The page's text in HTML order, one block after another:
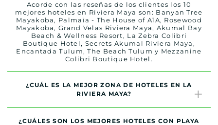
Acorde con las reseñas de los clientes los 10
mejores hoteles en Riviera Maya son: Banyan Tree
Mayakoba, Palmaïa - The House of AïA, Rosewood
Mayakoba, Grand Velas Riviera Maya, Akumal Bay
Beach & Wellness Resort, La Zebra Colibri
Boutique Hotel, Secrets Akumal Riviera Maya,
Encantada Tulum, The Beach Tulum y Mezzanine
Colibri Boutique Hotel.
¿CUÁL ES LA MEJOR ZONA DE HOTELES EN LA
RIVIERA MAYA?
¿CUÁLES SON LOS MEJORES HOTELES CON PLAYA